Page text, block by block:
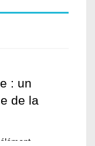
: un
de la